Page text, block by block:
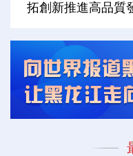
拓創新推進高品質